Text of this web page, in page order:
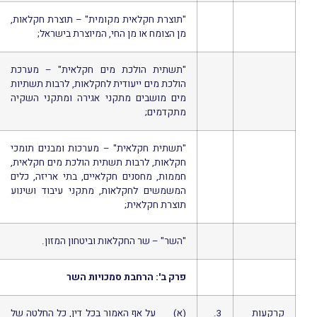
"תוצרת חקלאית מקומית" – תוצרת חקלאות,
מן הצומח או מן החי, המיוצרת בישראל;
"תשתית הולכת מים חקלאית" – מערכת
הולכת מים ייעודית לחקלאות, לרבות תשתיות
מים מושבים מתקני אגירה ומתקני השקיה
מתקדמים;
"תשתית חקלאית" – מערכות ומבנים תומכי
חקלאות, לרבות תשתית הולכת מים חקלאית,
חממות, מחסנים חקלאיים, בתי אריזה, כלים
המשמשים לחקלאות, מתקני עיבוד ושינוע
תוצרת חקלאית;
"השר" – שר החקלאות וביטחון המזון.
פרק ב': הרחבת סמכויות השר
קרקעות 3. (א) על אף האמור בכל דין, כל החלטה של